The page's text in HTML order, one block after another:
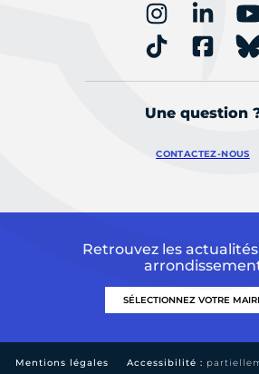
Une question
CONTACTEZ-NOUS
Retrouvez les
Mentions légales Accessibilité :